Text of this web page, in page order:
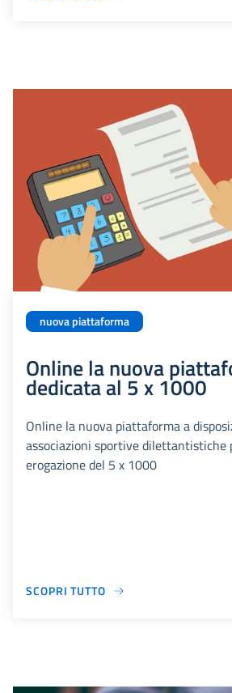
nuova piattaforma
Online la nuova
dedicata al 5 x 1000
Online la nuova piattaforma a
associazioni sportive dilettantistiche
erogazione del 5 x 1000
SCOPRI TUTTO